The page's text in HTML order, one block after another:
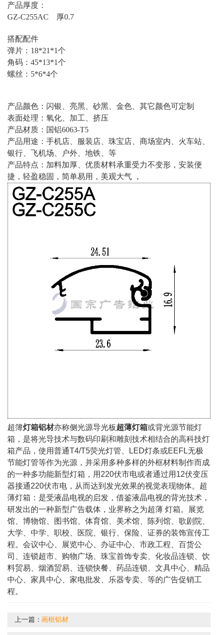
产品厚度：
GZ-C255AC 厚0.7
搭配配件
弹片：18*21*1个
角码：45*13*1个
螺丝：5*6*4个
产品颜色：闪银、亮黑、砂黑、金色、其它颜色可定制
表面处理：氧化、加工、挤压
产品材质：国铝6063-T5
产品用途：手机店、服装店、珠宝店、商场室内、火车站、
银行、飞机场、户外、地铁、等
产品特点：加料加厚、优质材料承重受力不变形，安装便
捷，轻盈稳固，简单易用，美观大气 ，
超簿灯箱铝材亦称侧光源导光板超薄灯箱或背光源节能灯
箱，是将光导技术与数码印刷和雕刻技术相结合的高科技灯
箱产品，使用普通T4/T5荧光灯管、LED灯条或EEFL无极
节能灯管等作为光源，并采用多种多样的外框材料制作而成
的一种多功能新型灯箱，用220伏市电或者通过用12伏变压
器接通220伏市电，从而达到发光效果的视觉表现物体。超
薄灯箱：是受液晶电视的启发，借鉴液晶电视的背光技术，
研发出的一种新型广告载体，业界称之为超薄 灯箱。展览
馆、博物馆、图书馆、体育馆、美术馆、陈列馆、歌剧院、
大学、中学、职校、医院、银行、保险、证券的装饰宣传工
程。会议中心、展览中心、办证中心、市政工程、百货公
司、连锁超市、购物广场、珠宝首饰专卖、化妆品连锁、饮
料贸易、烟酒贸易、连锁快餐、药品连锁、文具中心、精品
中心、家具中心、家电批发、乐器专卖、等的广告促销工
程。
上一篇： 画框铝材